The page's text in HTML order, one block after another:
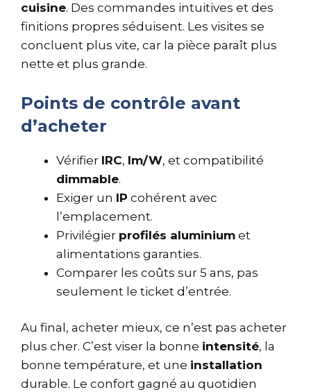
cuisine. Des commandes intuitives et des
finitions propres séduisent. Les visites se
concluent plus vite, car la pièce paraît plus
nette et plus grande.
Points de contrôle avant
d’acheter
Vérifier IRC, lm/W, et compatibilité
dimmable.
Exiger un IP cohérent avec
l’emplacement.
Privilégier profilés aluminium et
alimentations garanties.
Comparer les coûts sur 5 ans, pas
seulement le ticket d’entrée.
Au final, acheter mieux, ce n’est pas acheter
plus cher. C’est viser la bonne intensité, la
bonne température, et une installation
durable. Le confort gagné au quotidien